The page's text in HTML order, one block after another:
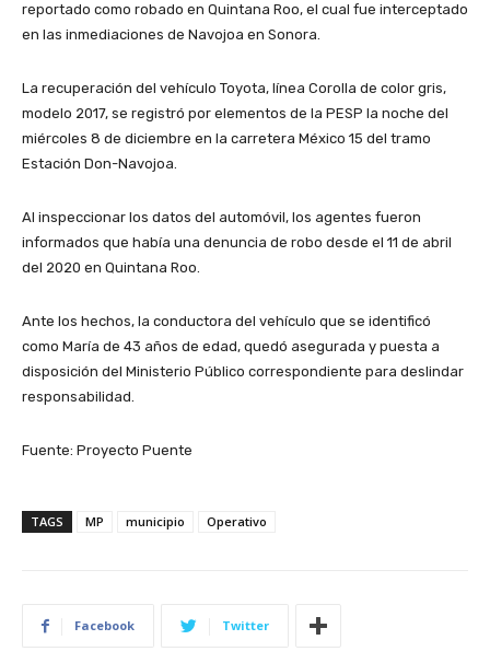
reportado como robado en Quintana Roo, el cual fue interceptado
en las inmediaciones de Navojoa en Sonora.
La recuperación del vehículo Toyota, línea Corolla de color gris,
modelo 2017, se registró por elementos de la PESP la noche del
miércoles 8 de diciembre en la carretera México 15 del tramo
Estación Don-Navojoa.
Al inspeccionar los datos del automóvil, los agentes fueron
informados que había una denuncia de robo desde el 11 de abril
del 2020 en Quintana Roo.
Ante los hechos, la conductora del vehículo que se identificó
como María de 43 años de edad, quedó asegurada y puesta a
disposición del Ministerio Público correspondiente para deslindar
responsabilidad.
Fuente: Proyecto Puente
TAGS MP municipio Operativo
Facebook Twitter